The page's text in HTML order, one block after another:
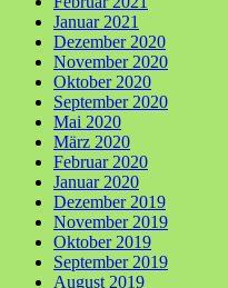
Januar 2021
Dezember 2020
November 2020
Oktober 2020
September 2020
Mai 2020
März 2020
Februar 2020
Januar 2020
Dezember 2019
November 2019
Oktober 2019
September 2019
August 2019